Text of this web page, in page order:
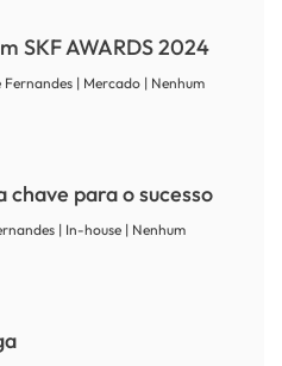
SKF AWARDS 2024
| Mercado | Nenhum
chave para o sucesso
| In-house | Nenhum